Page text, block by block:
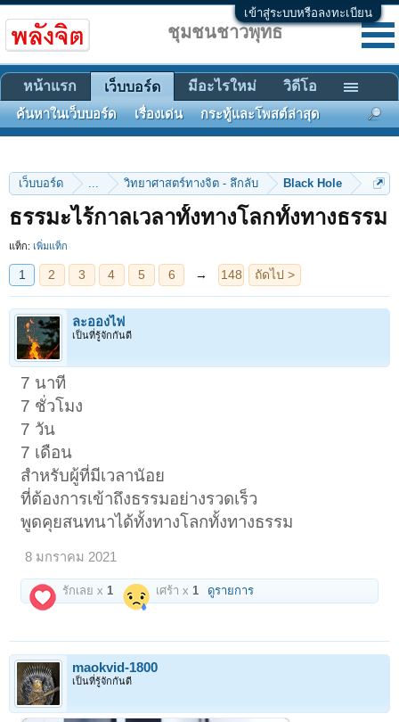
เข้าสู่ระบบหรือลงทะเบียน
เว็บบอร์ด ... วิทยาศาสตร์ทางจิต - ลึกลับ Black Hole
ธรรมะไร้กาลเวลาทั้งทางโลกทั้งทางธรรม
แท็ก: เพิ่มแท็ก
1 2 3 4 5 6 → 148 ถัดไป >
ละอองไฟ
เป็นที่รู้จักกันดี
7 นาที
7 ชั่วโมง
7 วัน
7 เดือน
สำหรับผู้ที่มีเวลานัอย
ที่ต้องการเข้าถึงธรรมอย่างรวดเร็ว
พูดคุยสนทนาได้ทั้งทางโลกทั้งทางธรรม
8 มกราคม 2021
รักเลย x1 เศร้า x1 ดูรายการ
maokvid-1800
เป็นที่รู้จักกันดี
ชุมชนชาวพุทธ
หน้าแรก เว็บบอร์ด
ค้นหาในเว็บบอร์ด เรื่องเด่น กระทู้และโพสต์ล่าสุด
มีอะไรใหม่ วิดีโอ